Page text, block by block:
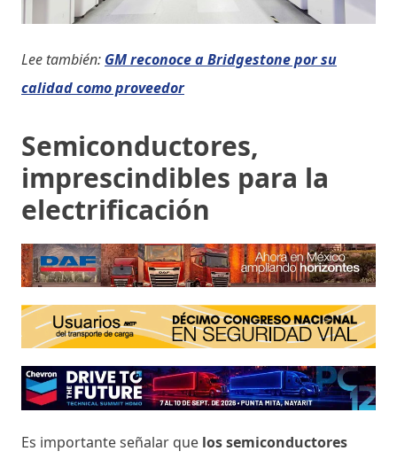
Lee también: GM reconoce a Bridgestone por su
calidad como proveedor
Semiconductores,
imprescindibles para la
electrificación
Es importante señalar que los semiconductores